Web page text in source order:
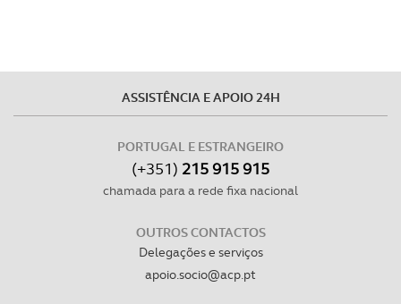
ASSISTÊNCIA E APOIO 24H
PORTUGAL E ESTRANGEIRO
(+351) 215 915 915
chamada para a rede fixa nacional
OUTROS CONTACTOS
Delegações e serviços
apoio.socio@acp.pt